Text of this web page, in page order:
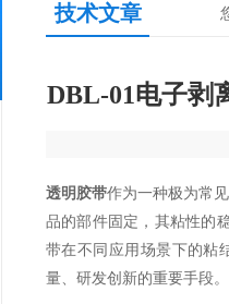
技术文章
DBL-01电子剥
透明胶带作为一种极为常
品的部件固定，其粘性的
带在不同应用场景下的粘
量、研发创新的重要手段。